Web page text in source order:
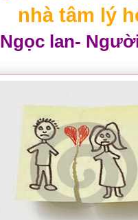
nhà tâm lý
Ngọc lan-